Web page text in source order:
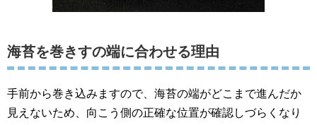
海苔を巻きすの端に合わせる理由
手前から巻き込みますので、海苔の端がどこまで進んだか
見えないため、向こう側の正確な位置が確認しづらくなり